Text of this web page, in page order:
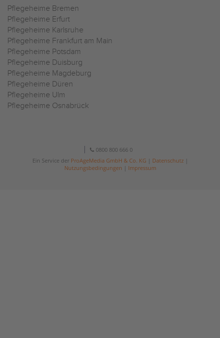
Pflegeheime Bremen
Pflegeheime Erfurt
Pflegeheime Karlsruhe
Pflegeheime Frankfurt am Main
Pflegeheime Potsdam
Pflegeheime Duisburg
Pflegeheime Magdeburg
Pflegeheime Düren
Pflegeheime Ulm
Pflegeheime Osnabrück
0800 800 666 0
Ein Service der ProAgeMedia GmbH & Co. KG Datenschutz|
Nutzungsbedingungen
Impressum